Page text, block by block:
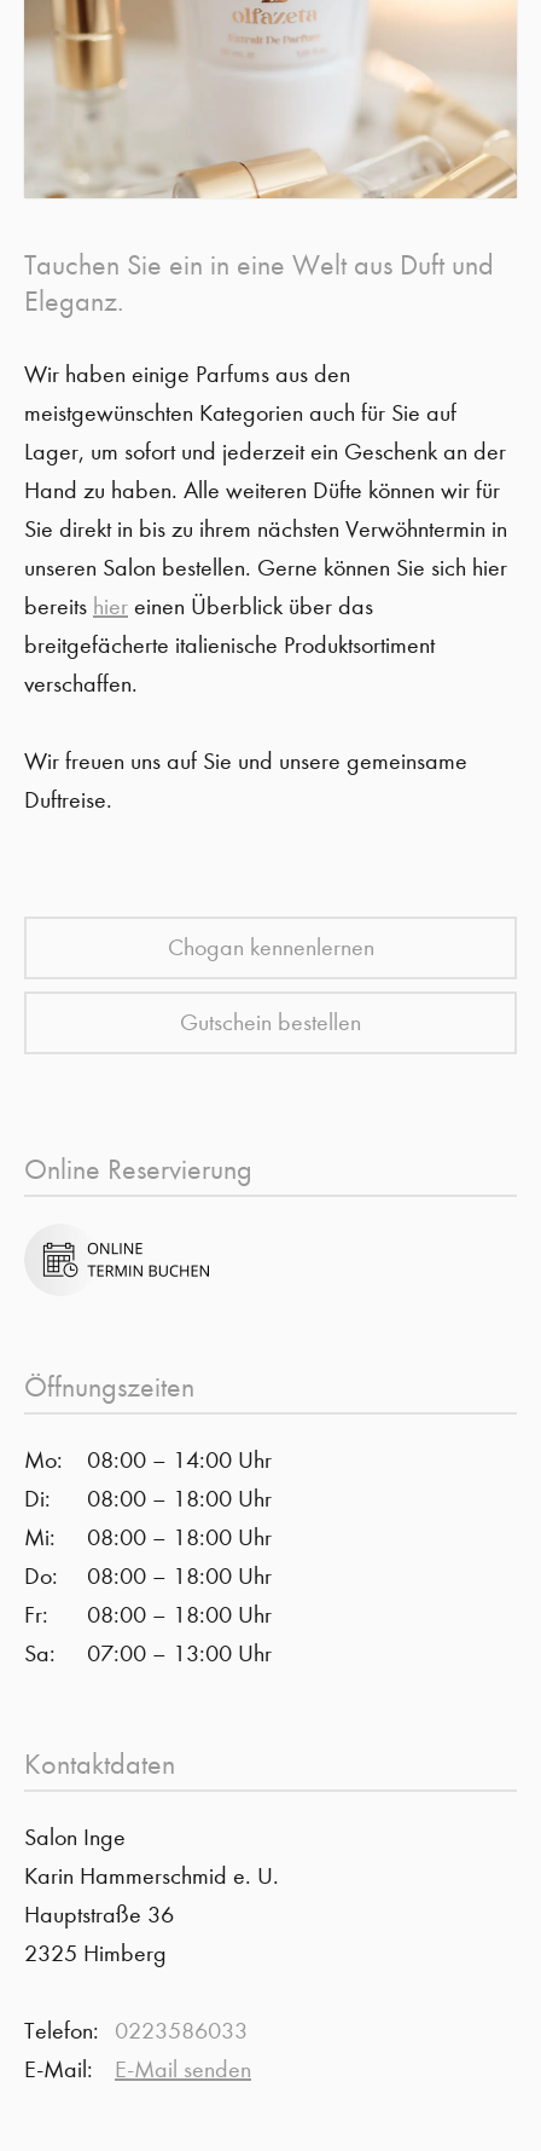
Tauchen Sie ein in eine Welt aus Duft und
Eleganz.
Wir haben einige Parfums aus den
meistgewünschten Kategorien auch für Sie auf
Lager, um sofort und jederzeit ein Geschenk an der
Hand zu haben. Alle weiteren Düfte können wir für
Sie direkt in bis zu ihrem nächsten Verwöhntermin in
unseren Salon bestellen. Gerne können Sie sich hier
bereits hier einen Überblick über das
breitgefächerte italienische Produktsortiment
verschaffen.
Wir freuen uns auf Sie und unsere gemeinsame
Duftreise.
Chogan kennenlernen
Gutschein bestellen
Online Reservierung
Öffnungszeiten
Mo:
08:00 – 14:00 Uhr
Di:
08:00 – 18:00 Uhr
Mi:
08:00 – 18:00 Uhr
Do:
08:00 – 18:00 Uhr
Fr:
08:00 – 18:00 Uhr
Sa:
07:00 – 13:00 Uhr
Kontaktdaten
Salon Inge
Karin Hammerschmid e. U.
Hauptstraße 36
2325 Himberg
Telefon:
0223586033
E-Mail:
E-Mail senden